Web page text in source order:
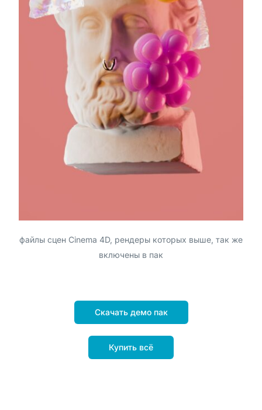
файлы сцен Cinema 4D, рендеры которых выше, так же
включены в пак
Скачать демо пак
Купить всё